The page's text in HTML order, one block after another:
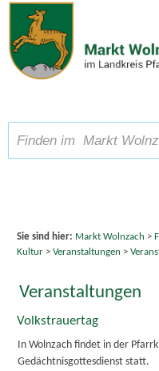
Zum Inhalt,zur Navigation
Schriftgröße A A A
Sie sind hier: Markt Wolnzach >
Kultur> Veranstaltungen >
Veranstaltungen
Volkstrauertag
In Wolnzach findet in der
Gedächtnisgottesdienst statt.